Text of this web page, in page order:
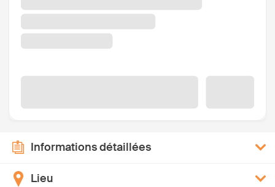
Informations détaillées
Lieu